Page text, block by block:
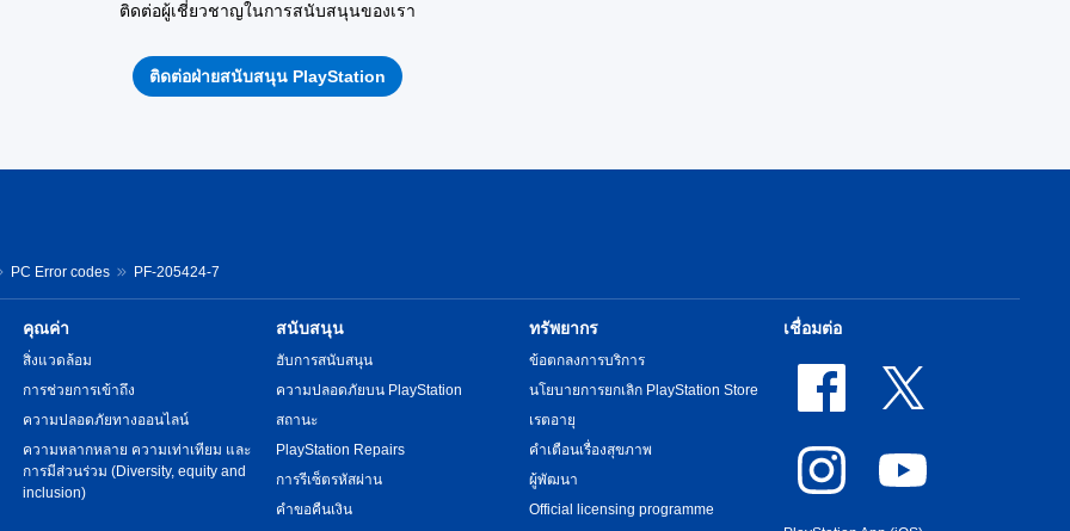
ติดต่อผู้เชี่ยวชาญในการสนับสนุนของเรา
ติดต่อฝ่ายสนับสนุน PlayStation
PC Error codes PF-205424-7
คุณค่า
สิ่งแวดล้อม
การช่วยการเข้าถึง
ความปลอดภัยทางออนไลน์
ความหลากหลาย ความเท่าเทียม และ
การมีส่วนร่วม (Diversity, equity and
inclusion)
สนับสนุน
ฮับการสนับสนุน
ความปลอดภัยบน PlayStation
สถานะ
PlayStation Repairs
การรีเซ็ตรหัสผ่าน
คำขอคืนเงิน
ทรัพยากร
ข้อตกลงการบริการ
นโยบายการยกเลิก PlayStation Store
เรตอายุ
คำเตือนเรื่องสุขภาพ
ผู้พัฒนา
Official licensing programme
เชื่อมต่อ